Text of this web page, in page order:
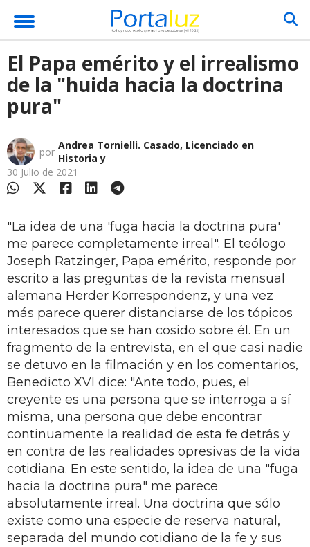
El Papa emérito y el irrealismo
de la "huida hacia la doctrina
pura"
por Andrea Tornielli. Casado, Licenciado en
Historia y
30 Julio de 2021
"La idea de una 'fuga hacia la doctrina pura'
me parece completamente irreal". El teólogo
Joseph Ratzinger, Papa emérito, responde por
escrito a las preguntas de la revista mensual
alemana Herder Korrespondenz, y una vez
más parece querer distanciarse de los tópicos
interesados que se han cosido sobre él. En un
fragmento de la entrevista, en el que casi nadie
se detuvo en la filmación y en los comentarios,
Benedicto XVI dice: "Ante todo, pues, el
creyente es una persona que se interroga a sí
misma, una persona que debe encontrar
continuamente la realidad de esta fe detrás y
en contra de las realidades opresivas de la vida
cotidiana. En este sentido, la idea de una "fuga
hacia la doctrina pura" me parece
absolutamente irreal. Una doctrina que sólo
existe como una especie de reserva natural,
separada del mundo cotidiano de la fe y sus